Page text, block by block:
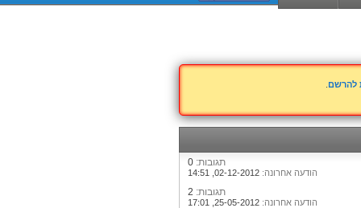
להרשם
תגובות:
הודעה אחרונה: 14:51
תגובות:
הודעה אחרונה: 17:01